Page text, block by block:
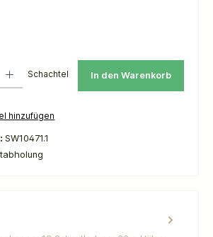
Schachtel In den Warenkorb
hinzufügen
SW10471.1